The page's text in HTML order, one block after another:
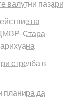
валутни пазари
на
Стара
стрелба в
планира да